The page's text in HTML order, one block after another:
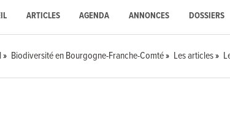
ARTICLES AGENDA ANNONCES DOSSIERS
Biodiversité en Bourgogne-Franche-Comté Les articles